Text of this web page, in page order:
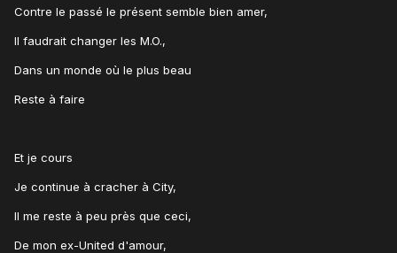
Contre le passé le présent semble bien amer,
Il faudrait changer les M.O.,
Dans un monde où le plus beau
Reste à faire
Et je cours
Je continue à cracher à City,
Il me reste à peu près que ceci,
De mon ex-United d'amour,